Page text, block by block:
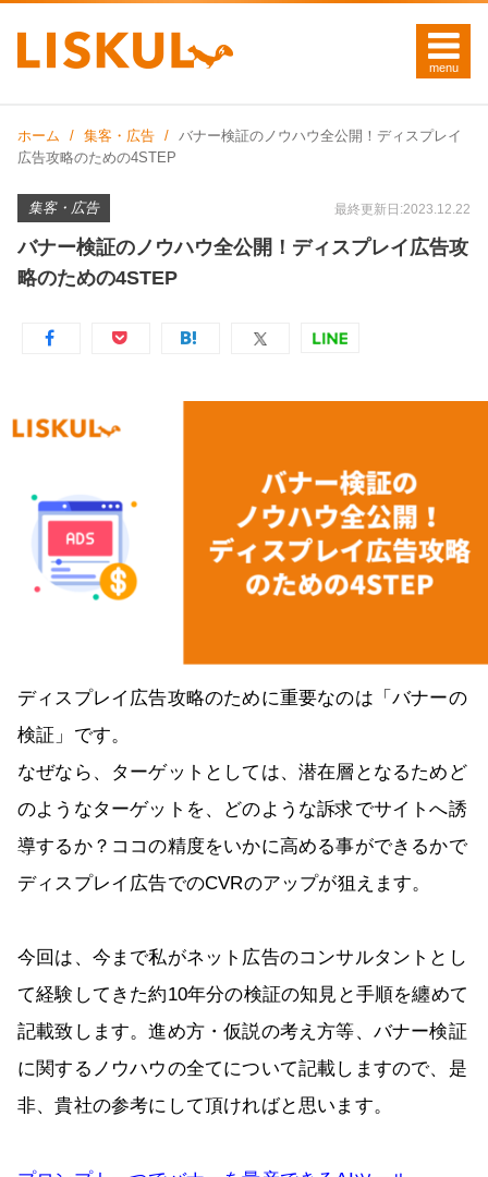
ホーム 集客・広告
バナー検証のノウハウ全公開！ディスプレイ
広告攻略のための4STEP
集客・広告 最終更新日:2023.12.22
バナー検証のノウハウ全公開！ディスプレイ広告攻
略のための4STEP
ディスプレイ広告攻略のために重要なのは「バナーの
検証」です。
なぜなら、ターゲットとしては、潜在層となるためど
のようなターゲットを、どのような訴求でサイトへ誘
導するか？ココの精度をいかに高める事ができるかで
ディスプレイ広告でのCVRのアップが狙えます。
今回は、今まで私がネット広告のコンサルタントとし
て経験してきた約10年分の検証の知見と手順を纏めて
記載致します。進め方・仮説の考え方等、バナー検証
に関するノウハウの全てについて記載しますので、是
非、貴社の参考にして頂ければと思います。